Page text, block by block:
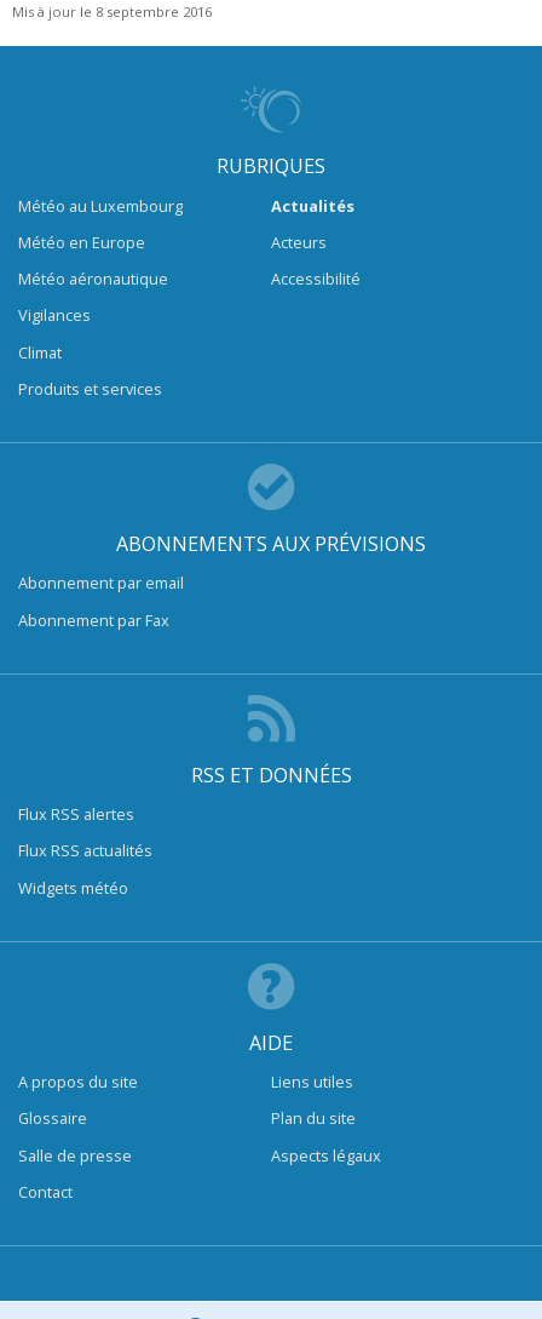
Mis à jour le 8 septembre 2016
RUBRIQUES
Météo au Luxembourg
Météo en Europe
Météo aéronautique
Vigilances
Climat
Produits et services
Actualités
Acteurs
Accessibilité
ABONNEMENTS AUX PRÉVISIONS
Abonnement par email
Abonnement par Fax
RSS ET DONNÉES
Flux RSS alertes
Flux RSS actualités
Widgets météo
AIDE
A propos du site
Glossaire
Salle de presse
Contact
Liens utiles
Plan du site
Aspects légaux